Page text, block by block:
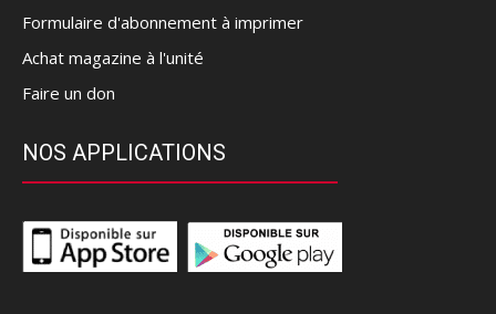
Formulaire d'abonnement à imprimer
Achat magazine à l'unité
Faire un don
NOS APPLICATIONS